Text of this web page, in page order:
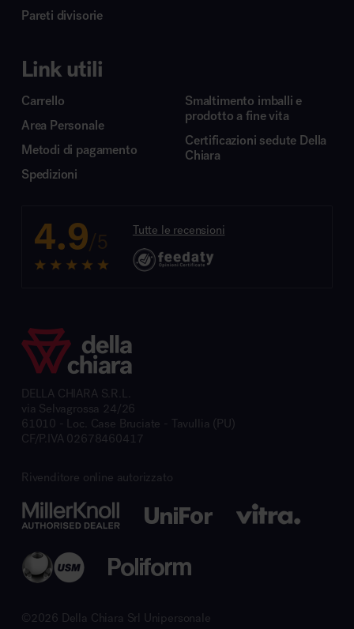
Pareti divisorie
Link utili
Carrello
Area Personale
Metodi di pagamento
Spedizioni
Smaltimento imballi e
prodotto a fine vita
Certificazioni sedute Della
Chiara
4.9/5 Tutte le recensioni
DELLA CHIARA S.R.L.
via Selvagrossa 24/26
61010 - Loc. Case Bruciate - Tavullia (PU)
CF/P.IVA 02678460417
Rivenditore online autorizzato
©2026 Della Chiara Srl Unipersonale